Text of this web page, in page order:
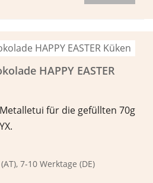
HAPPY EASTER
für die gefüllten 70g
7-10 Werktage (DE)